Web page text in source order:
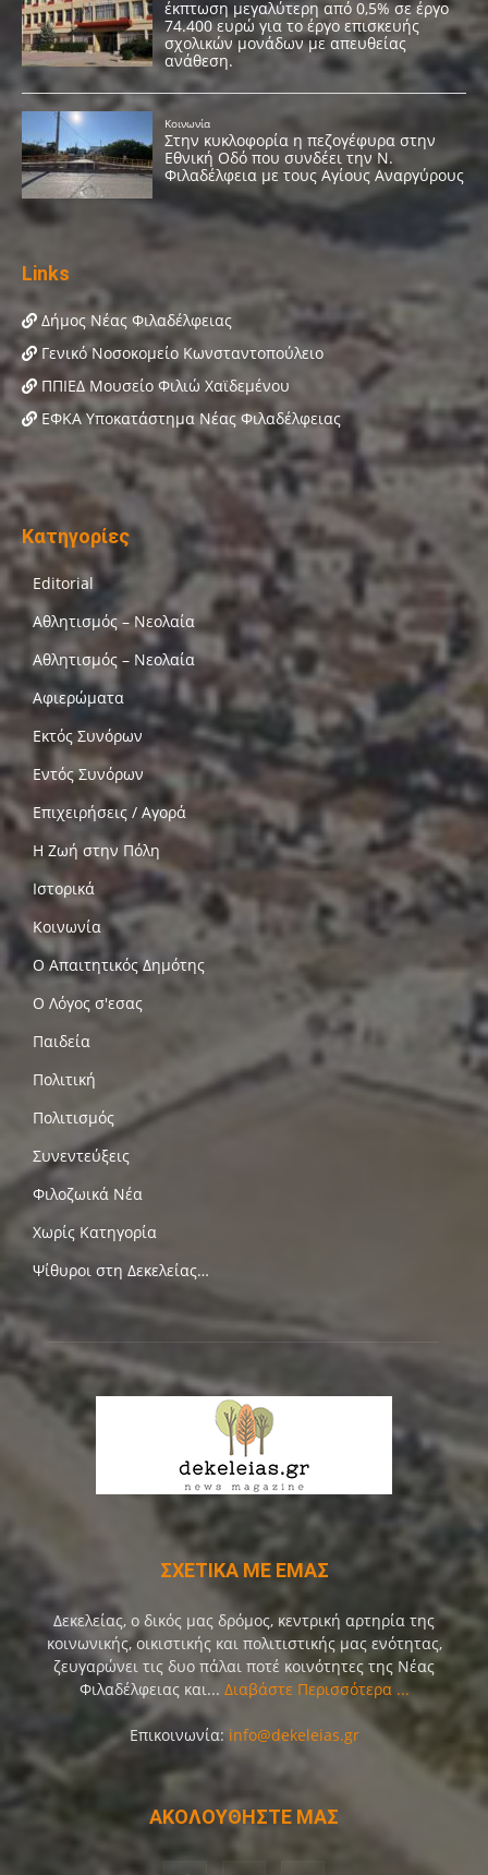
Links
Δήμος Νέας Φιλαδέλφειας
Γενικό Νοσοκομείο Κωνσταντοπούλειο
ΠΠΙΕΔ Μουσείο Φιλιώ Χαϊδεμένου
ΕΦΚΑ Υποκατάστημα Νέας Φιλαδέλφειας
Κατηγορίες
Editorial
Αθλητισμός – Νεολαία
Αθλητισμός – Νεολαία
Αφιερώματα
Εκτός Συνόρων
Εντός Συνόρων
Επιχειρήσεις / Αγορά
Η Ζωή στην Πόλη
Ιστορικά
Κοινωνία
Ο Απαιτητικός Δημότης
Ο Λόγος σ'εσας
Παιδεία
Πολιτική
Πολιτισμός
Συνεντεύξεις
Φιλοζωικά Νέα
Χωρίς Κατηγορία
Ψίθυροι στη Δεκελείας…
ΣΧΕΤΙΚΑ ΜΕ ΕΜΑΣ
Δεκελείας, ο δικός μας δρόμος, κεντρική αρτηρία της
κοινωνικής, οικιστικής και πολιτιστικής μας ενότητας,
ζευγαρώνει τις δυο πάλαι ποτέ κοινότητες της Νέας
Φιλαδέλφειας και... Διαβάστε Περισσότερα ...
Επικοινωνία: info@dekeleias.gr
ΑΚΟΛΟΥΘΗΣΤΕ ΜΑΣ